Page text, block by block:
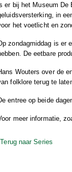
er bij het Museum De
in
het voetlicht en
zondagmiddag is er
De eetbare
Wouters over de
folklore terug te
entree op beide
meer informatie,
naar Series